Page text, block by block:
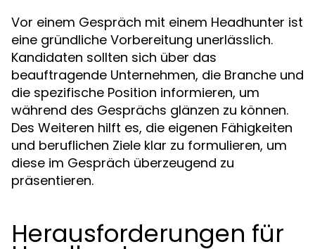
Vor einem Gespräch mit einem Headhunter ist
eine gründliche Vorbereitung unerlässlich.
Kandidaten sollten sich über das
beauftragende Unternehmen, die Branche und
die spezifische Position informieren, um
während des Gesprächs glänzen zu können.
Des Weiteren hilft es, die eigenen Fähigkeiten
und beruflichen Ziele klar zu formulieren, um
diese im Gespräch überzeugend zu
präsentieren.
Herausforderungen für